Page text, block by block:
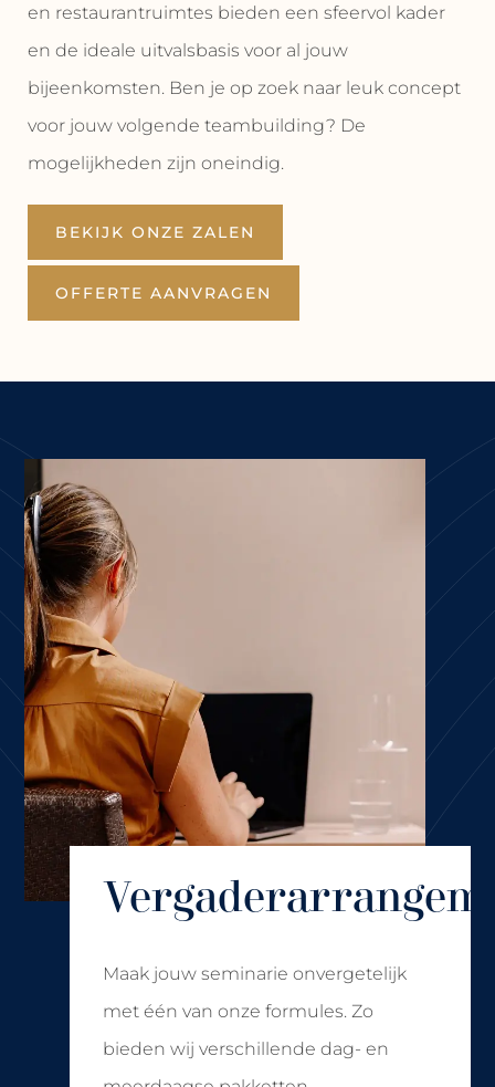
en restaurantruimtes bieden een sfeervol kader
en de ideale uitvalsbasis voor al jouw
bijeenkomsten. Ben je op zoek naar leuk concept
voor jouw volgende teambuilding? De
mogelijkheden zijn oneindig.
BEKIJK ONZE ZALEN
OFFERTE AANVRAGEN
Maak jouw seminarie onvergetelijk
met één van onze formules. Zo
bieden wij verschillende dag- en